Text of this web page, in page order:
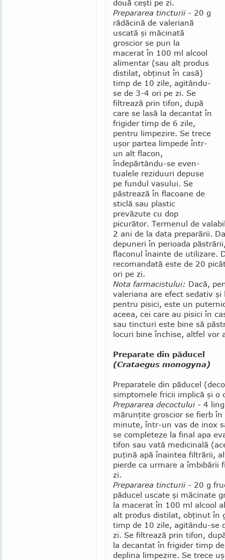
două ceşti pe zi.
Prepararea tincturii - 20 g
rădăcină de vale­riană
uscată şi măcinată
groscior se pun la
macerat în 100 ml alcool
alimentar (sau alt produs
distilat, obţinut în casă)
timp de 10 zile, agitându-
se de 3-4 ori pe zi. Se
filtrează prin tifon, după
care se lasă la decantat în
frigider timp de 6 zile,
pentru lim­pezire. Se trece
uşor partea limpede într-
un alt fla­con,
îndepărtându-se even­
tualele reziduuri depu­se
pe fundul vasului. Se
păstrează în flacoane de
sti­clă sau plastic
prevăzute cu dop
picurător. Terme­nul de
2 ani de la data preparării.
depuneri în pe­ri­oada
flaconul înainte de utilizare.
recomandată este de 20
ori pe zi.
Nota farmacistului: Dacă,
valeriana are efect sedativ
pentru pisici, este un
aceea, cei care au pisici în
sau tincturi este bine să
locuri bine în­chise, altfel vor
Preparate din păducel
(Crataegus monogyna)
Preparatele din păducel
simptomele fricii implică şi o
Prepararea decoctului - 4
mărunţite groscior se fierb
minute, într-un vas de inox
se completeze la final apa
tifon sau vată medicinală
puţină apă înaintea filtrării,
pierde ca urmare a îmbibării
zi.
Prepararea tincturii - 20 g
păducel uscate şi măcinate
la macerat în 100 ml alcool
alt produs distilat, obţinut în
timp de 10 zile, agitându-se
zi. Se filtrea­ză prin tifon,
la decantat în frigider timp
deplina limpezire. Se trece